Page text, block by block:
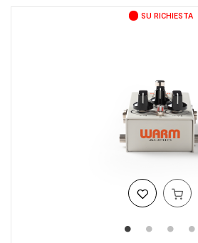
SU RICHIESTA